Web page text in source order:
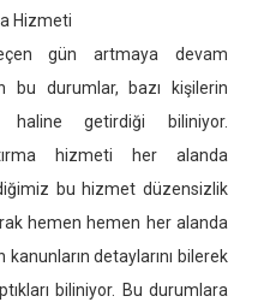
Hizmeti
gün artmaya devam
bu durumlar, bazı kişilerin
getirdiği biliniyor.
hizmeti her alanda
bu hizmet düzensizlik
hemen hemen her alanda
kanunların detaylarını bilerek
biliniyor. Bu durumlara